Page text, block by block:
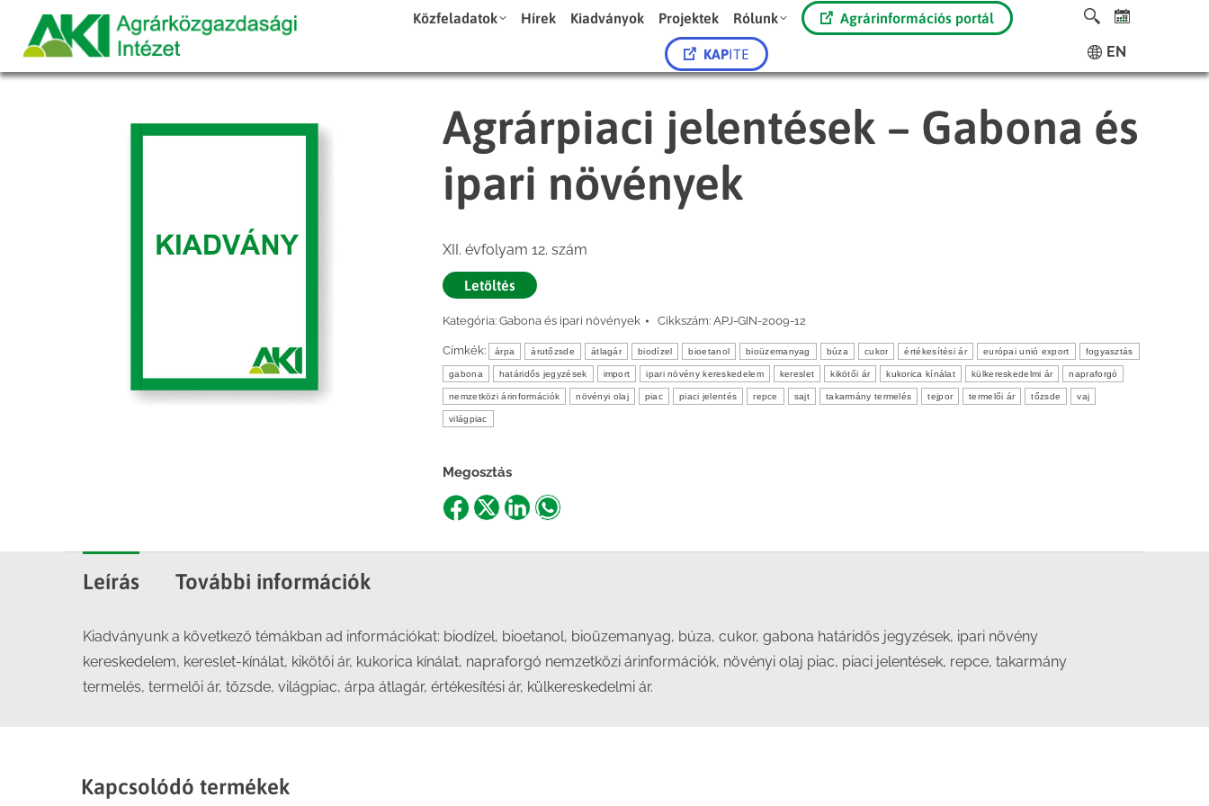
Közfeladatok Hírek Kiadványok Projektek Rólunk Agrárinformációs portál
KAPITE EN
Agrárpiaci jelentések – Gabona és
ipari növények
XII. évfolyam 12. szám
Letöltés
Kategória: Gabona és ipari növények Cikkszám: APJ-GIN-2009-12
Címkék: árpa árutőzsde átlagár biodízel bioetanol bioüzemanyag búza cukor értékesítési ár európai unió export fogyasztás
gabona határidős jegyzések import ipari növény kereskedelem kereslet kikötői ár kukorica kínálat külkereskedelmi ár napraforgó
nemzetközi árinformációk növényi olaj piac piaci jelentés repce sajt takarmány termelés tejpor termelői ár tőzsde vaj
világpiac
Megosztás
ShareShareShareShare
Leírás További információk
Kiadványunk a következő témákban ad információkat: biodízel, bioetanol, bioüzemanyag, búza, cukor, gabona határidős jegyzések, ipari növény
kereskedelem, kereslet-kínálat, kikötői ár, kukorica kínálat, napraforgó nemzetközi árinformációk, növényi olaj piac, piaci jelentések, repce, takarmány
termelés, termelői ár, tőzsde, világpiac, árpa átlagár, értékesítési ár, külkereskedelmi ár.
Kapcsolódó termékek